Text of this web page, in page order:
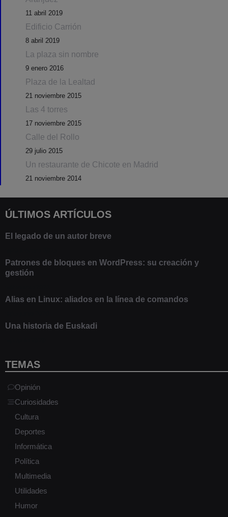
11 abril 2019
Edificio Carrión
8 abril 2019
La plaza sin nombre
9 enero 2016
Plaza de la Lealtad
21 noviembre 2015
Las 4 torres
17 noviembre 2015
Calle del Rollo
29 julio 2015
Un restaurante de Chicote en Madrid
21 noviembre 2014
ÚLTIMOS ARTÍCULOS
El legado de un autor breve
Patrones de bloques en WordPress: su creación y
gestión
Alias en Linux: aliados en la línea de comandos
Una historia de Euskadi
TEMAS
Opinión
Curiosidades
Cultura
Deportes
Informática
Política
Multimedia
Utilidades
Humor